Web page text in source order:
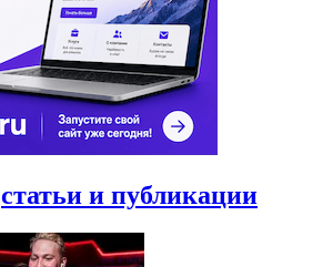
статьи и публикации